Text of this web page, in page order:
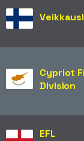
Cypriot
Division
EFL